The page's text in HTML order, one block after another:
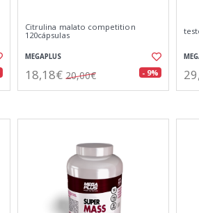
Citrulina malato competition
120cápsulas
MEGAPLUS
18,18€ 20,00€ - 9%